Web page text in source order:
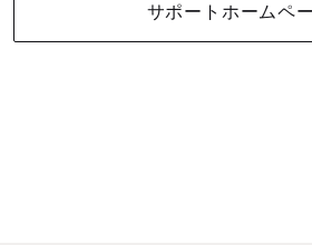
サポートホームペ